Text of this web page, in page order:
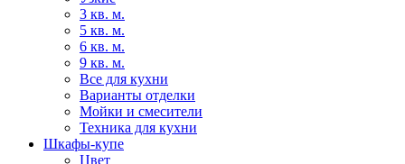
3 кв. м.
5 кв. м.
6 кв. м.
9 кв. м.
Все для кухни
Варианты отделки
Мойки и смесители
Техника для кухни
Шкафы-купе
Цвет